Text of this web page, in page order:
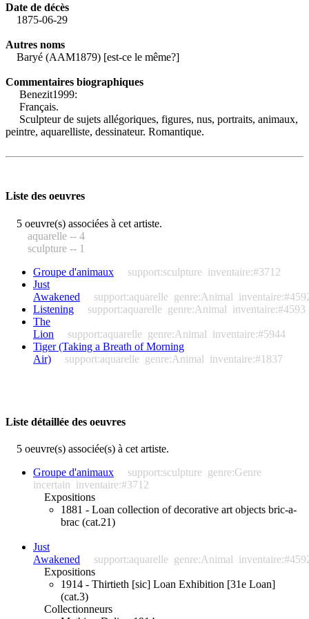
Date de décès
1875-06-29
Autres noms
Baryé (AAM1879) [est-ce le même?]
Commentaires biographiques
Benezit1999:
Français.
Sculpteur de sujets allégoriques, figures, nus, portraits, animaux,
peintre, aquarelliste, dessinateur. Romantique.
Liste des oeuvres
5 oeuvre(s) associées à cet artiste.
aquarelle -- 4
sculpture -- 1
Groupe d'animaux
support:sculpture inventaire:#3712
Just
Awakened
support:aquarelle genre:Animal
Listening
support:aquarelle genre:Animal inventaire:#4593
The
Lion
support:aquarelle genre:Animal inventaire:#5944
Tiger (Taking a Breath of Morning
Air)
support:aquarelle genre:Animal inventaire:#1837
Liste détaillée des oeuvres
5 oeuvre(s) associée(s) à cet artiste.
Groupe d'animaux
support:sculpture genre:Genre
incertain inventaire:#3712
Expositions
1881 - Loan collection of decorative art objects bric-a-
brac (cat.21)
Just
Awakened
support:aquarelle genre:Animal
Expositions
1914 - Thirtieth [sic] Loan Exhibition [31e Loan]
(cat.3)
Collectionneurs